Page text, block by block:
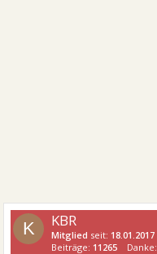
K KBR
Mitglied seit: 18.01.2017
Beiträge: 11265 Danke: